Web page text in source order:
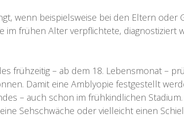
wenn beispielsweise bei den Eltern
im frühen Alter verpflichtete, diagnostiziert
frühzeitig – ab dem 18. Lebensmonat –
Damit eine Amblyopie festgestellt
– auch schon im frühkindlichen
Sehschwäche oder vielleicht einen